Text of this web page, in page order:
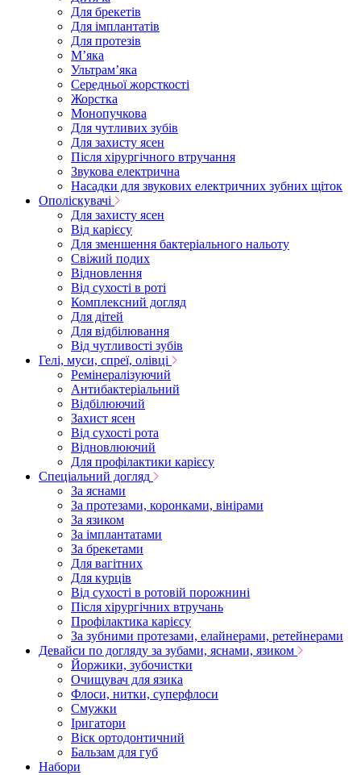
Для брекетів
Для імплантатів
Для протезів
Мʼяка
Ультрамʼяка
Середньої жорсткості
Жорстка
Монопучкова
Для чутливих зубів
Для захисту ясен
Після хірургічного втручання
Звукова електрична
Насадки для звукових електричних зубних щіток
Ополіскувачі
Для захисту ясен
Від карієсу
Для зменшення бактеріального нальоту
Свіжий подих
Відновлення
Від сухості в роті
Комплексний догляд
Для дітей
Для відбілювання
Від чутливості зубів
Гелі, муси, спреї, олівці
Ремінералізуючий
Антибактеріальний
Відбілюючий
Захист ясен
Від сухості рота
Відновлюючий
Для профілактики карієсу
Спеціальний догляд
За яснами
За протезами, коронками, вінірами
За язиком
За імплантатами
За брекетами
Для вагітних
Для курців
Від сухості в ротовій порожнині
Після хірургічних втручань
Профілактика карієсу
За зубними протезами, елайнерами, ретейнерами
Девайси по догляду за зубами, яснами, язиком
Йоржики, зубочистки
Очищувач для язика
Флоси, нитки, суперфлоси
Смужки
Іригатори
Віск ортодонтичний
Бальзам для губ
Набори